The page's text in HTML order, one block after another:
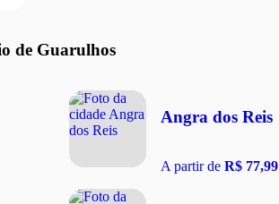
de Guarulhos
Angra dos Reis
A partir deR$ 77,99